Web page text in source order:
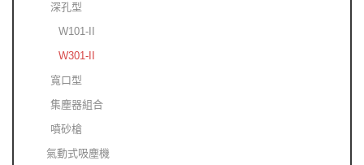
深孔型
W101-II
W301-II
寬口型
集塵器組合
噴砂槍
氣動式吸塵機